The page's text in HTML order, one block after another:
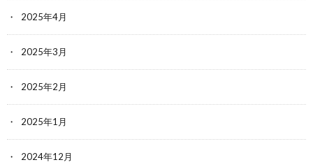
2025年4月
2025年3月
2025年2月
2025年1月
2024年12月